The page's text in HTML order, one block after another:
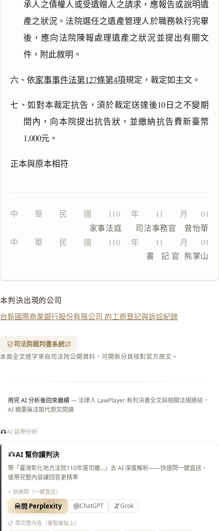
承人之債權人或受遺贈人之請求，應報告或說明遺
產之狀況。法院選任之遺產管理人於職務執行完畢
後，應向法院陳報處理遺產之狀況並提出有關文
件，附此敘明。
六、依家事事件法第127條第4項規定，裁定如主文。
七、如對本裁定抗告，須於裁定送達後10日之不變期
間內，向本院提出抗告狀，並繳納抗告費新臺幣
1,000元。
正本與原本相符
中　　華　　民　　國　　110 　年　　11　　月　  01
                  家事法庭      司法事務官　曾怡華
中　　華　　民　　國　　110 　年　　11　　月　  01
                                書   記 官  熊掌山
本判決出現的公司
台新國際商業銀行股份有限公司 的工商登記與訴訟紀錄
司法院裁判書系統
本頁全文逐字來自司法院公開資料，可開新分頁核對官方原文。
用完 AI 分析後回來繼續— 法律人 LawPlayer 有判決書全文與相關法規連結，
AI 摘要無法取代原文閱讀
AI 延伸分析
AI 幫你讀判決
帶「臺灣彰化地方法院110年度司繼…」去 AI 深度解析——快速問一鍵直送，
或帶完整內容讓回答更精準
⚡ 快速問（一鍵直送）
問 Perplexity ChatGPT Grok
📋 帶完整內容（複製後貼上）
搜尋
主
理
由
全
文